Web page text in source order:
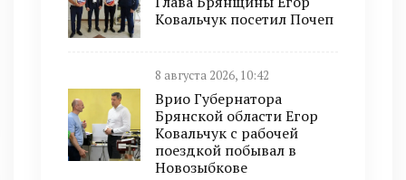
Ковальчук посетил Почеп
8 августа 2026, 10:42
Врио Губернатора
Брянской области Егор
Ковальчук с рабочей
поездкой побывал в
Новозыбкове